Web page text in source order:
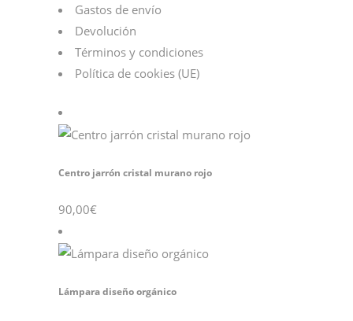
Gastos de envío
Devolución
Términos y condiciones
Política de cookies (UE)
Centro jarrón cristal murano rojo
90,00€
Lámpara diseño orgánico